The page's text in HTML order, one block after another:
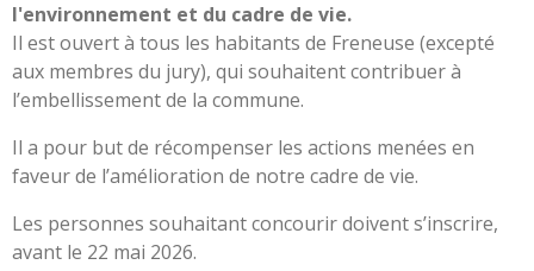
l'environnement et du cadre de vie.
Il est ouvert à tous les habitants de Freneuse (excepté
aux membres du jury), qui souhaitent contribuer à
l’embellissement de la commune.
Il a pour but de récompenser les actions menées en
faveur de l’amélioration de notre cadre de vie.
Les personnes souhaitant concourir doivent s’inscrire,
avant le 22 mai 2026.